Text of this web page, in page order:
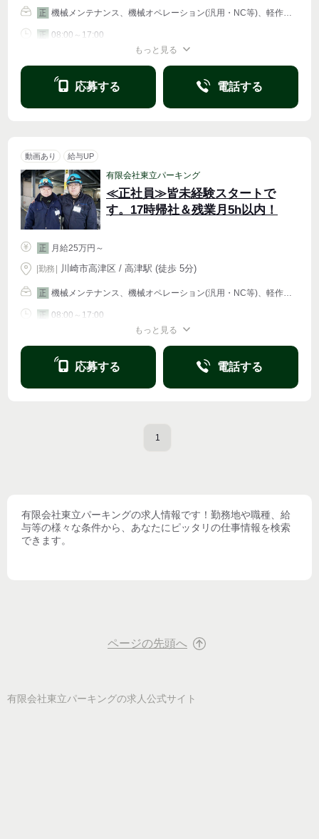
正 機械メンテナンス、機械オペレーション(汎用・NC等)、軽作業・物流その他
正 08:00～17:00
もっと見る
応募する 電話する
動画あり 給与UP
有限会社東立パーキング
≪正社員≫皆未経験スタートで
す。17時帰社＆残業月5h以内！
正 月給25万円～
|勤務 川崎市高津区 / 高津駅 (徒歩 5分)
正 機械メンテナンス、機械オペレーション(汎用・NC等)、軽作業・物流その他
正 08:00～17:00
もっと見る
応募する 電話する
1
有限会社東立パーキングの求人情報です！勤務地や職種、給
与等の様々な条件から、あなたにピッタリの仕事情報を検索
できます。
ページの先頭へ
有限会社東立パーキングの求人公式サイト